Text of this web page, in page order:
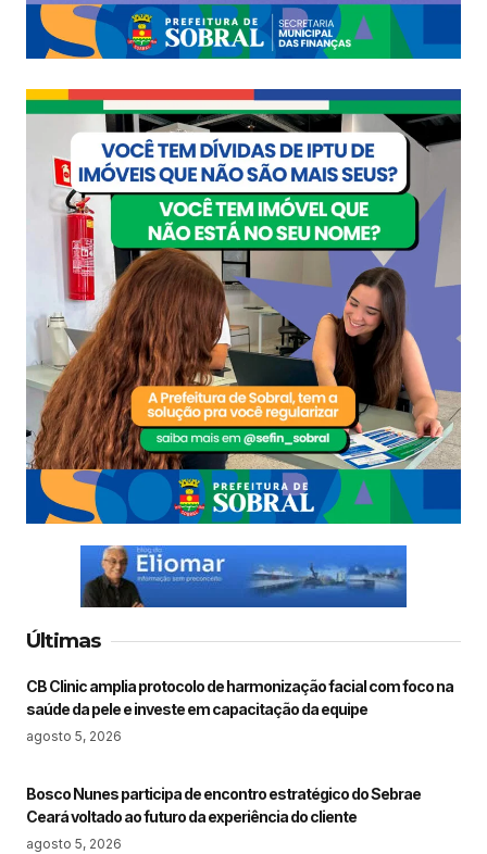
Últimas
CB Clinic amplia protocolo de harmonização facial com foco na
saúde da pele e investe em capacitação da equipe
agosto 5, 2026
Bosco Nunes participa de encontro estratégico do Sebrae
Ceará voltado ao futuro da experiência do cliente
agosto 5, 2026